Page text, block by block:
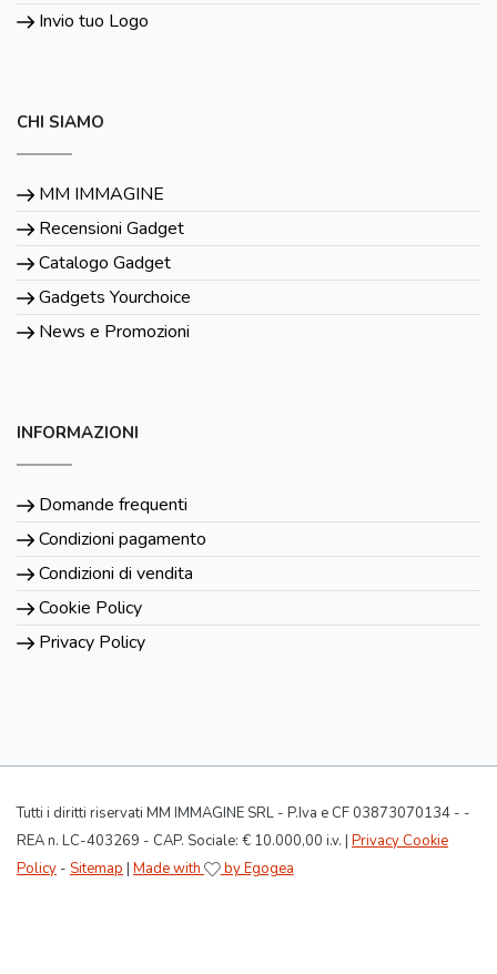
Invio tuo Logo
CHI SIAMO
MM IMMAGINE
Recensioni Gadget
Catalogo Gadget
Gadgets Yourchoice
News e Promozioni
INFORMAZIONI
Domande frequenti
Condizioni pagamento
Condizioni di vendita
Cookie Policy
Privacy Policy
Tutti i diritti riservati MM IMMAGINE SRL - P.Iva e CF 03873070134 - -
REA n. LC-403269 - CAP. Sociale: € 10.000,00 i.v. | Privacy Cookie
Policy - Sitemap | Made with by Egogea